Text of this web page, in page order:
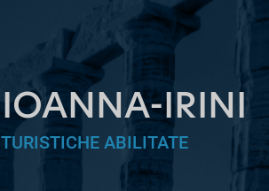
IRINI
ABILITATE